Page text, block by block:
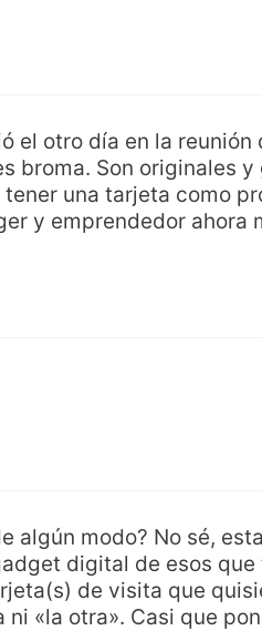
el otro día en la reunión
broma. Son originales
una tarjeta como
y emprendedor ahora
modo? No sé,
digital de esos
de visita que
«la otra». Casi que